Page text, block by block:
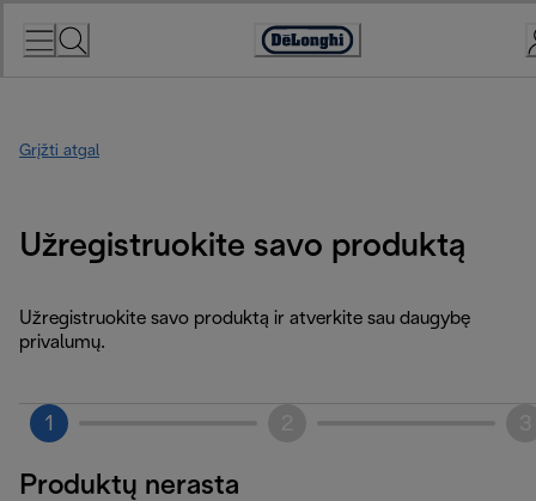
Accessibility
Grįžti atgal
Užregistruokite savo produktą
Užregistruokite savo produktą ir atverkite sau daugybę
privalumų.
1
Produktų nerasta